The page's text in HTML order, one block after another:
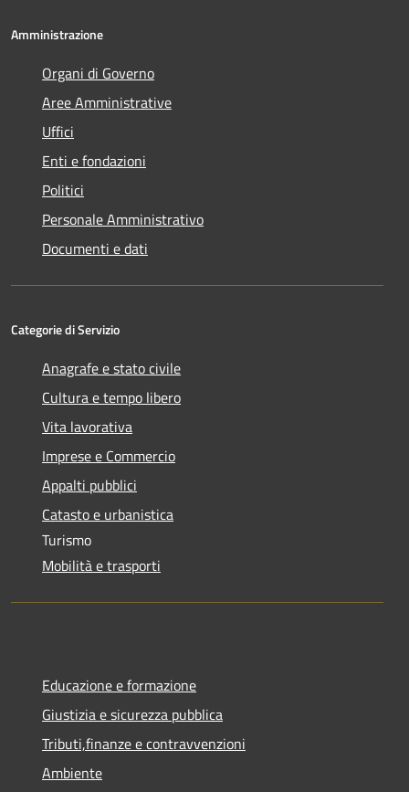
Amministrazione
Organi di Governo
Aree Amministrative
Uffici
Enti e fondazioni
Politici
Personale Amministrativo
Documenti e dati
Categorie di Servizio
Anagrafe e stato civile
Cultura e tempo libero
Vita lavorativa
Imprese e Commercio
Appalti pubblici
Catasto e urbanistica
Turismo
Mobilità e trasporti
Educazione e formazione
Giustizia e sicurezza pubblica
Tributi,finanze e contravvenzioni
Ambiente